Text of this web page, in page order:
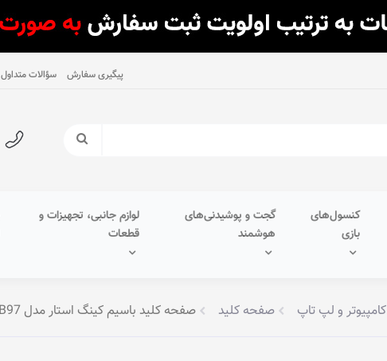
پیگیری سفارش سؤالات متداول
کنسول‌های
بازی
گجت و پوشیدنی‌های
هوشمند
لوازم جانبی، تجهیزات و
قطعات
کامپیوتر و لپ تاپ صفحه کلید صفحه کلید باسیم کینگ استار مدل KB97 - با حروف حک شده فارسی